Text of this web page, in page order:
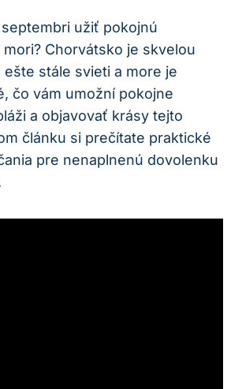
užiť pokojnú
Chorvátsko je skvelou
stále svieti a more je
čo vám umožní pokojne
a objavovať krásy tejto
článku si prečítate praktické
pre nenaplnenú dovolenku